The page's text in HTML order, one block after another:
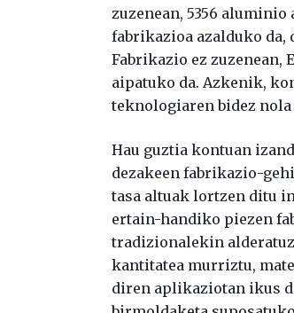
zuzenean, 5356
fabrikazioa azalduko
Fabrikazio ez zuzenean,
aipatuko da. Azkenik,
teknologiaren bidez
Hau guztia kontuan
dezakeen fabrikazio-
tasa altuak lortzen ditu
ertain-handiko piezen
tradizionalekin
kantitatea murriztu,
diren aplikaziotan ikus